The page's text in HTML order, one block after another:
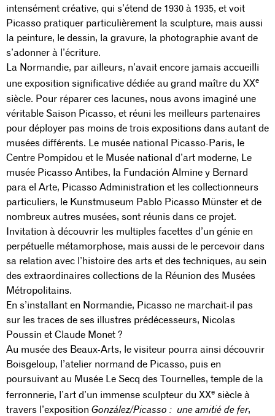
intensément créative, qui s’étend de 1930 à 1935, et voit
Picasso pratiquer particulièrement la sculpture, mais aussi
la peinture, le dessin, la gravure, la photographie avant de
s’adonner à l’écriture.
La Normandie, par ailleurs, n’avait encore jamais accueilli
une exposition significative dédiée au grand maître du XXe
siècle. Pour réparer ces lacunes, nous avons imaginé une
véritable Saison Picasso, et réuni les meilleurs partenaires
pour déployer pas moins de trois expositions dans autant de
musées différents. Le musée national Picasso-Paris, le
Centre Pompidou et le Musée national d’art moderne, Le
musée Picasso Antibes, la Fundación Almine y Bernard
para el Arte, Picasso Administration et les collectionneurs
particuliers, le Kunstmuseum Pablo Picasso Münster et de
nombreux autres musées, sont réunis dans ce projet.
Invitation à découvrir les multiples facettes d’un génie en
perpétuelle métamorphose, mais aussi de le percevoir dans
sa relation avec l’histoire des arts et des techniques, au sein
des extraordinaires collections de la Réunion des Musées
Métropolitains.
En s’installant en Normandie, Picasso ne marchait-il pas
sur les traces de ses illustres prédécesseurs, Nicolas
Poussin et Claude Monet ?
Au musée des Beaux-Arts, le visiteur pourra ainsi découvrir
Boisgeloup, l’atelier normand de Picasso, puis en
poursuivant au Musée Le Secq des Tournelles, temple de la
ferronnerie, l’art d’un immense sculpteur du XXesiècle à
travers l’exposition González/Picasso : une amitié de fer,